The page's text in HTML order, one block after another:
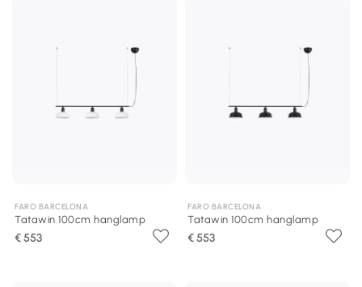
FARO BARCELONA
Tatawin 100cm hanglamp
€ 553
FARO BARCELONA
Tatawin 100cm hanglamp
€ 553